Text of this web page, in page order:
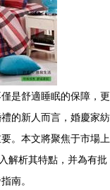
是舒適睡眠的保障，更
的新人而言，婚慶家紡
。本文將聚焦于市場上
解析其特點，并為有批
南。